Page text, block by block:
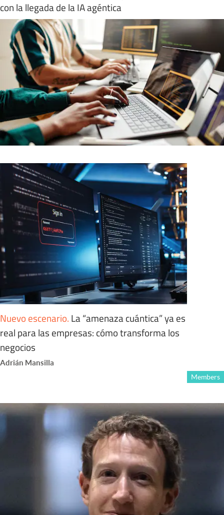
con la llegada de la IA agéntica
Nuevo escenario. La “amenaza cuántica” ya es
real para las empresas: cómo transforma los
negocios
Adrián Mansilla
Members